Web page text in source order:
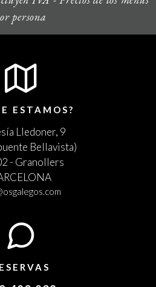
persona
ESTAMOS?
Lledoner, 9
Bellavista)
- Granollers